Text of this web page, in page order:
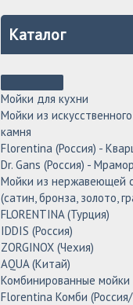
Каталог
Мойки для кухни
Мойки из искусственного
камня
Florentina (Россия) -
Dr. Gans (Россия) - Мрамор
Мойки из нержавеющей
(сатин, бронза, золото,
FLORENTINA (Турция)
IDDIS (Россия)
ZORGINOX (Чехия)
AQUA (Китай)
Комбинированные мойки
Florentina Комби (Россия/